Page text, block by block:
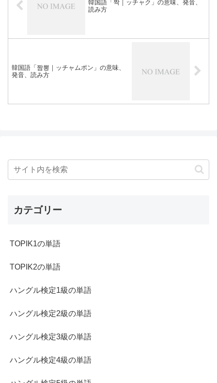
韓国語「짝｜ッチャク」の意味、発音、
読み方
韓国語「짬뽕｜ッチャムポン」の意味、
発音、読み方
カテゴリー
TOPIK1の単語
TOPIK2の単語
ハングル検定1級の単語
ハングル検定2級の単語
ハングル検定3級の単語
ハングル検定4級の単語